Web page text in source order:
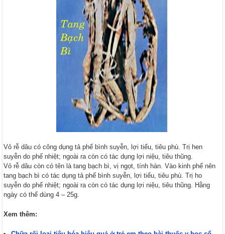
Vỏ rễ dâu có công dụng tả phế bình suyễn, lợi tiểu, tiêu phù. Trị hen
suyễn do phế nhiệt; ngoài ra còn có tác dụng lợi niệu, tiêu thũng.
Vỏ rễ dâu còn có tên là tang bạch bì, vị ngọt, tính hàn. Vào kinh phế nên
tang bạch bì có tác dụng tả phế bình suyễn, lợi tiểu, tiêu phù. Trị ho
suyễn do phế nhiệt; ngoài ra còn có tác dụng lợi niệu, tiêu thũng. Hằng
ngày có thể dùng 4 – 25g.
Xem thêm: